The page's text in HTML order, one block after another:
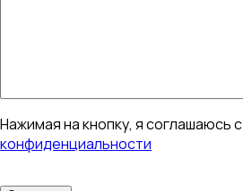
Нажимая на кнопку, я соглашаюсь с
конфиденциальности